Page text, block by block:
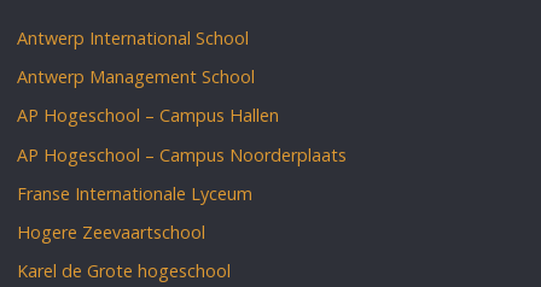
Antwerp International School
Antwerp Management School
AP Hogeschool – Campus Hallen
AP Hogeschool – Campus Noorderplaats
Franse Internationale Lyceum
Hogere Zeevaartschool
Karel de Grote hogeschool